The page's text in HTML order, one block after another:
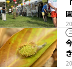
今